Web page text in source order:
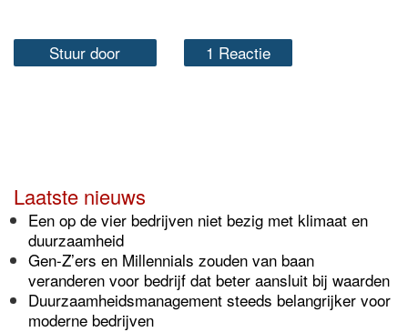
Stuur door 1 Reactie
Laatste nieuws
Een op de vier bedrijven niet bezig met klimaat en
duurzaamheid
Gen-Z’ers en Millennials zouden van baan
veranderen voor bedrijf dat beter aansluit bij waarden
Duurzaamheidsmanagement steeds belangrijker voor
moderne bedrijven